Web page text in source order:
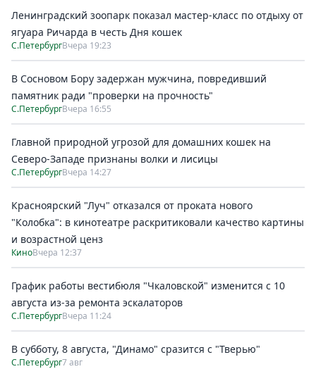
Ленинградский зоопарк показал мастер-класс по отдыху от
ягуара Ричарда в честь Дня кошек
С.ПетербургВчера 19:23
В Сосновом Бору задержан мужчина, повредивший
памятник ради "проверки на прочность"
С.ПетербургВчера 16:55
Главной природной угрозой для домашних кошек на
Северо-Западе признаны волки и лисицы
С.ПетербургВчера 14:27
Красноярский "Луч" отказался от проката нового
"Колобка": в кинотеатре раскритиковали качество картины
и возрастной ценз
КиноВчера 12:37
График работы вестибюля "Чкаловской" изменится с 10
августа из-за ремонта эскалаторов
С.ПетербургВчера 11:24
В субботу, 8 августа, "Динамо" сразится с "Тверью"
С.Петербург7 авг